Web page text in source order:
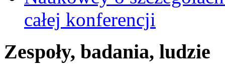
całej konferencji
Zespoły, badania, ludzie